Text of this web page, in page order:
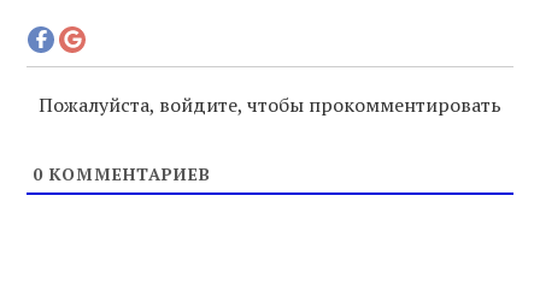
Пожалуйста, войдите, чтобы прокомментировать
0 КОММЕНТАРИЕВ